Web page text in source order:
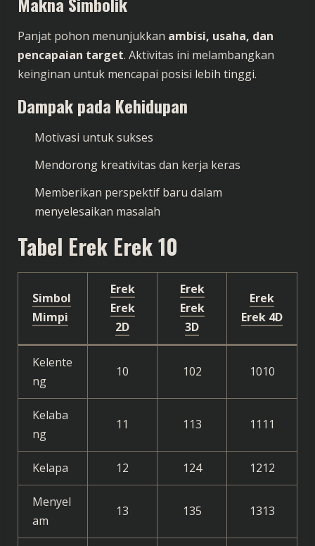
Panjat pohon menunjukkan ambisi, usaha, dan
pencapaian target. Aktivitas ini melambangkan
keinginan untuk mencapai posisi lebih tinggi.
Dampak pada Kehidupan
Motivasi untuk sukses
Mendorong kreativitas dan kerja keras
Memberikan perspektif baru dalam
menyelesaikan masalah
Tabel Erek Erek 10
Simbol
Mimpi
Erek
Erek
2D
Erek
Erek
3D
Erek
Erek 4D
Kelente
ng
10 102 1010
Kelaba
ng
11 113 1111
Kelapa 12 124 1212
Menyel
am
13 135 1313